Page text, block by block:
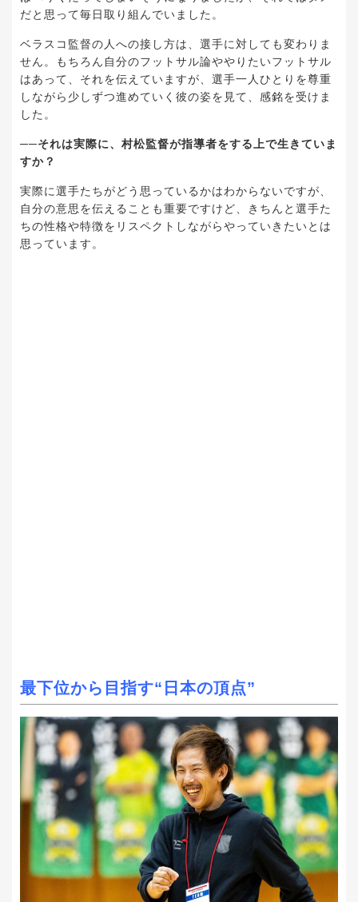
だと思って毎日取り組んでいました。
ベラスコ監督の人への接し方は、選手に対しても変わりま
せん。もちろん自分のフットサル論ややりたいフットサル
はあって、それを伝えていますが、選手一人ひとりを尊重
しながら少しずつ進めていく彼の姿を見て、感銘を受けま
した。
──それは実際に、村松監督が指導者をする上で生きていま
すか？
実際に選手たちがどう思っているかはわからないですが、
自分の意思を伝えることも重要ですけど、きちんと選手た
ちの性格や特徴をリスペクトしながらやっていきたいとは
思っています。
最下位から目指す“日本の頂点”